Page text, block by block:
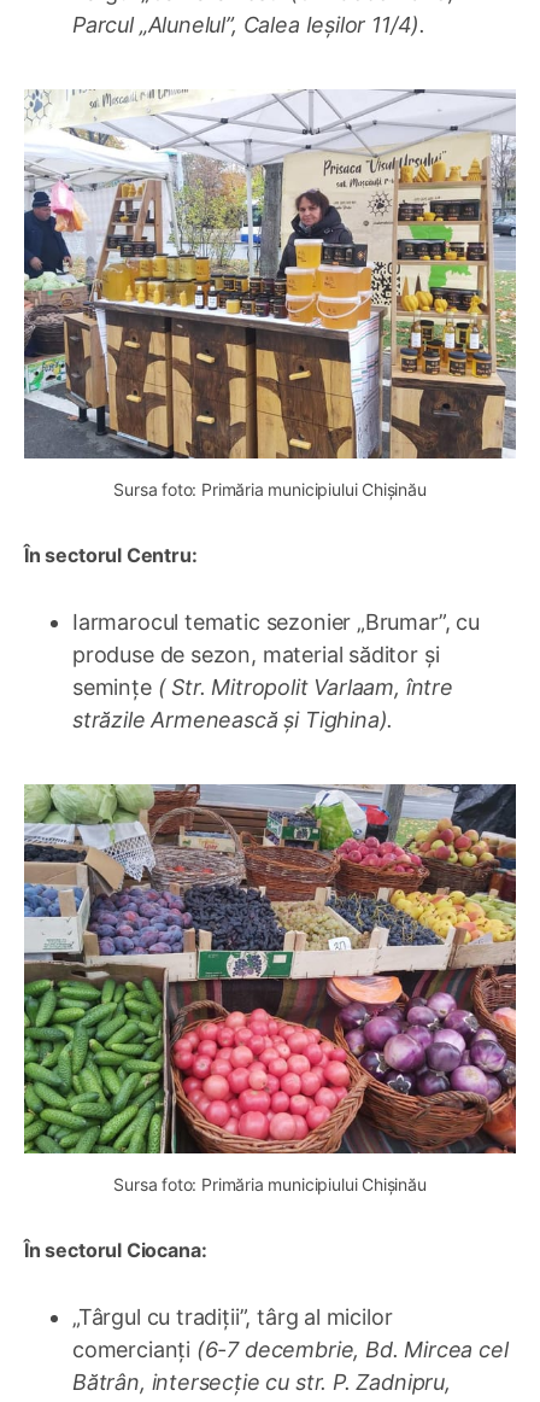
Parcul „Alunelul”, Calea Ieșilor 11/4).
Sursa foto: Primăria municipiului Chișinău
În sectorul Centru:
Iarmarocul tematic sezonier „Brumar”, cu
produse de sezon, material săditor și
semințe ( Str. Mitropolit Varlaam, între
străzile Armenească și Tighina).
Sursa foto: Primăria municipiului Chișinău
În sectorul Ciocana:
„Târgul cu tradiții”, târg al micilor
comercianți (6-7 decembrie, Bd. Mircea cel
Bătrân, intersecție cu str. P. Zadnipru,